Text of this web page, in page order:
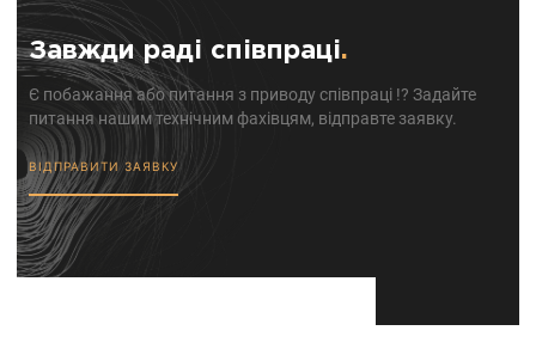
Завжди раді співпраці.
Є побажання або питання з приводу співпраці !? Задайте
питання нашим технічним фахівцям, відправте заявку.
ВІДПРАВИТИ ЗАЯВКУ